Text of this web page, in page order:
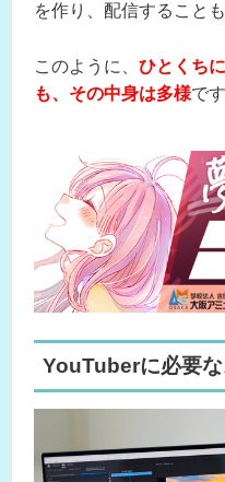
を作り、配信すること
このように、 ひとくち
も、その中身は多様です
YouTuberに必要